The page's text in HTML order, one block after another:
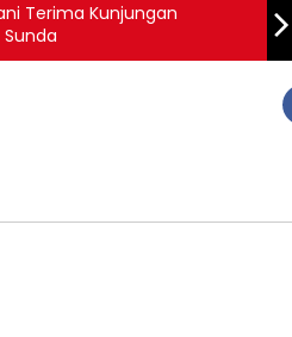
Terima Kunjungan